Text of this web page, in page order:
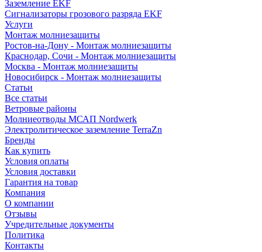
Заземление EKF
Сигнализаторы грозового разряда EKF
Услуги
Монтаж молниезащиты
Ростов-на-Дону - Монтаж молниезащиты
Краснодар, Сочи - Монтаж молниезащиты
Москва - Монтаж молниезащиты
Новосибирск - Монтаж молниезащиты
Статьи
Все статьи
Ветровые районы
Молниеотводы МСАП Nordwerk
Электролитическое заземление TerraZn
Бренды
Как купить
Условия оплаты
Условия доставки
Гарантия на товар
Компания
О компании
Отзывы
Учредительные документы
Политика
Контакты